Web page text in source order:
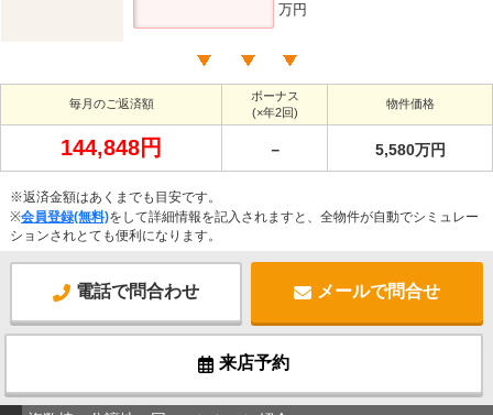
万円
毎月のご返済額
ボーナス
(×年2回)
物件価格
144,848円 － 5,580万円
※返済金額はあくまでも目安です。
※会員登録(無料)をして詳細情報を記入されますと、全物件が自動でシミュレー
ションされとても便利になります。
電話で問合わせ メールで問合せ
来店予約